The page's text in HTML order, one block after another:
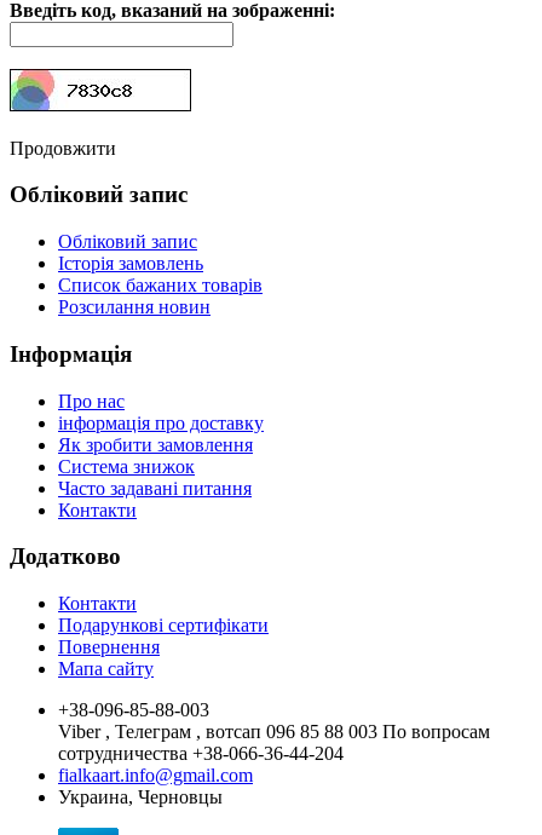
Введіть код, вказаний на зображенні:
Продовжити
Обліковий запис
Обліковий запис
Історія замовлень
Список бажаних товарів
Розсилання новин
Інформація
Про нас
інформація про доставку
Як зробити замовлення
Система знижок
Часто задавані питання
Контакти
Додатково
Контакти
Подарункові сертифікати
Повернення
Мапа сайту
+38-096-85-88-003
Viber , Телеграм , вотсап 096 85 88 003 По вопросам
сотрудничества +38-066-36-44-204
fialkaart.info@gmail.com
Украина, Черновцы